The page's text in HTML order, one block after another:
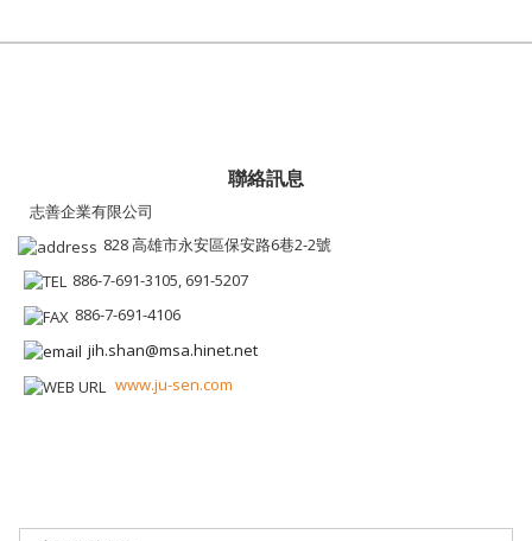
聯絡訊息
志善企業有限公司
828 高雄市永安區保安路6巷2-2號
886-7-691-3105, 691-5207
886-7-691-4106
jih.shan@msa.hinet.net
www.ju-sen.com